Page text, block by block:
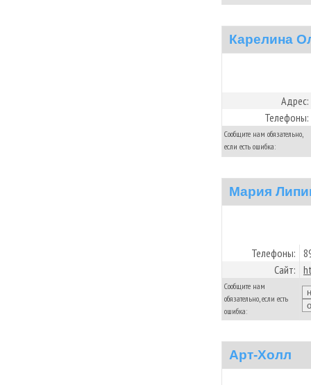
Карелина
Адрес:
Телефоны:
Сообщите нам обязательно,
если есть ошибка:
Мария
Телефоны:
Сайт:
Сообщите нам
обязательно, если есть
ошибка:
Арт-Холл